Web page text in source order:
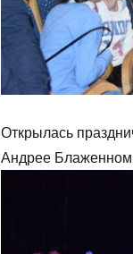
Открылась
Андрее